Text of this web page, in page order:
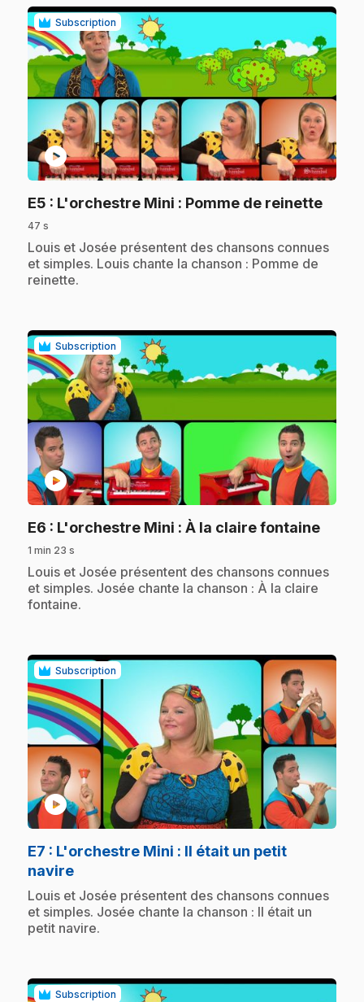
Subscription
play_circle
E5 : L'orchestre Mini : Pomme de reinette.
47 s
.Louis et Josée présentent des chansons connues
et simples. Louis chante la chanson : Pomme de
reinette.
Subscription
play_circle
E6 : L'orchestre Mini : À la claire fontaine.
1 min 23 s
.Louis et Josée présentent des chansons connues
et simples. Josée chante la chanson : À la claire
fontaine.
Subscription
play_circle
E7 : L'orchestre Mini : Il était un petit
navire.
.Louis et Josée présentent des chansons connues
et simples. Josée chante la chanson : Il était un
petit navire.
Subscription